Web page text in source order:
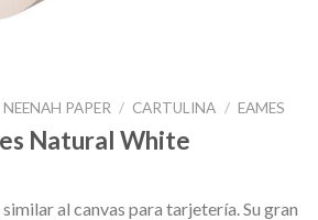
NEENAH PAPER / CARTULINA / EAMES
Natural White
al canvas para tarjetería. Su gran